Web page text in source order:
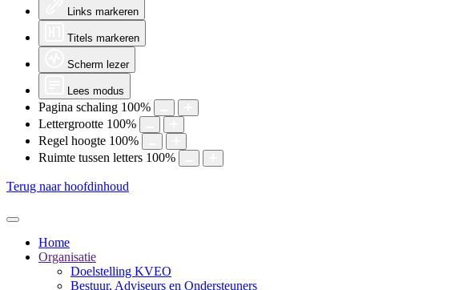
Links markeren
Titels markeren
Scherm lezer
Lees modus
Pagina schaling 100%
Lettergrootte 100%
Regel hoogte 100%
Ruimte tussen letters 100%
Terug naar hoofdinhoud
Home
Organisatie
Doelstelling KVEO
Bestuur, Adviseurs en Ondersteuners